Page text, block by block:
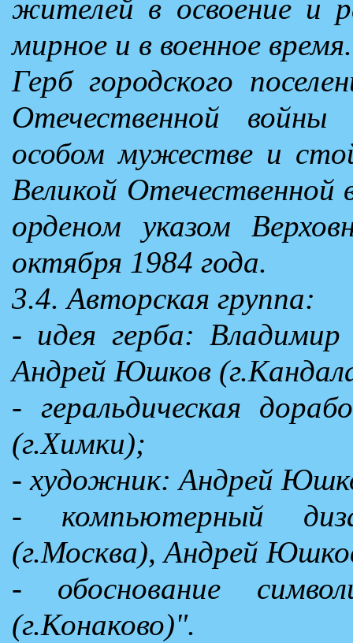
жителей в освоение и
мирное и в военное время.
Герб городского
Отечественной
особом мужестве и
Великой
орденом указом
октября 1984 года.
3.4. Авторская группа:
- идея герба:
Андрей Юшков
- геральдическая
(г.Химки);
- художник: Андрей
- компьютерный
(г.Москва), Андрей
- обоснование
(г.Конаково)".